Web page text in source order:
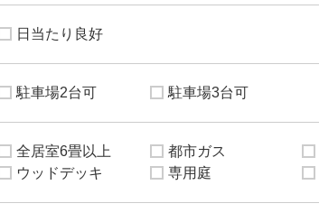
日当たり良好
駐車場2台可 駐車場3台可
全居室6畳以上 都市ガス
ウッドデッキ
専用庭